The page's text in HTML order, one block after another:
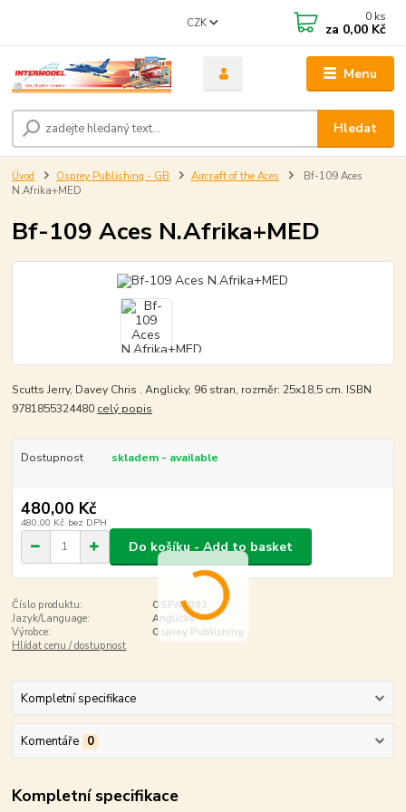
Menu
CZK
Hledat
0 ks
za 0,00 Kč
Úvod Osprey Publishing - GB Aircraft of the Aces
Bf-109 Aces
N.Afrika+MED
Bf-109 Aces N.Afrika+MED
Scutts Jerry, Davey Chris . Anglicky, 96 stran, rozměr: 25x18,5 cm. ISBN
9781855324480 celý popis
Dostupnost skladem - available
480,00 Kč
480,00 Kč bez DPH
Do košíku - Add to basket
Číslo produktu:
OSPAA002
Jazyk/Language:
Anglicky
Výrobce:
Osprey Publishing
Hlídat cenu / dostupnost
Kompletní specifikace
Komentáře 0
Kompletní specifikace